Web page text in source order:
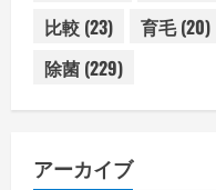
比較 (23) 育毛(20)
除菌 (229)
アーカイブ